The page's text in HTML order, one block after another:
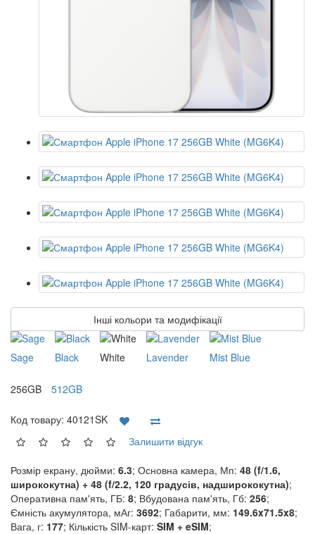
Інші кольори та модифікації
Sage Black White Lavender Mist Blue
256GB 512GB
Код товару: 40121SK
Залишити відгук
Розмір екрану, дюйми: 6.3; Основна камера, Мп: 48 (f/1.6,
ширококутна) + 48 (f/2.2, 120 градусів, надширококутна);
Оперативна пам'ять, ГБ: 8; Вбудована пам'ять, Гб: 256;
Ємність акумулятора, мАг: 3692; Габарити, мм: 149.6x71.5x8;
Вага, г: 177; Кількість SIM-карт: SIM + eSIM;